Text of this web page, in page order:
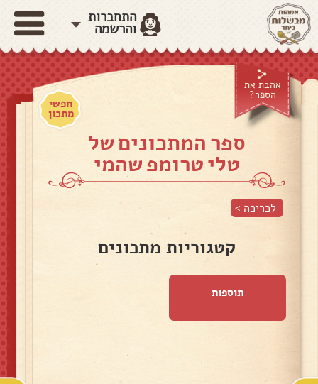
התחברות
והרשמה
אהבת את
הספר?
חפשי
מתכון
ספר המתכונים של
טלי טרומפ שהמי
לכריכה >
קטגוריות מתכונים
תוספות